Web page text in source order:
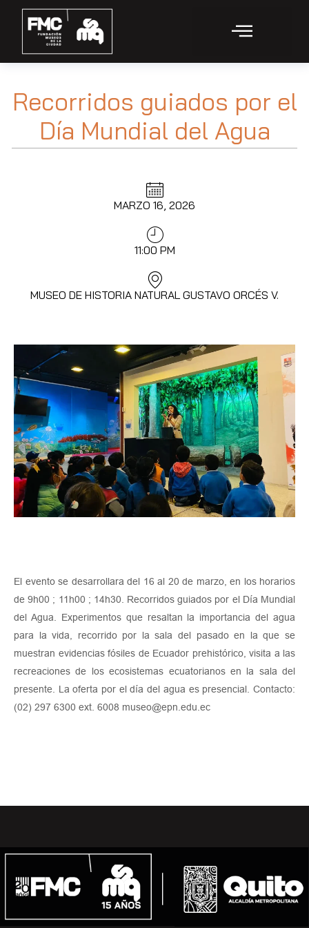
Recorridos guiados por el
Día Mundial del Agua
MARZO 16, 2026
11:00 PM
MUSEO DE HISTORIA NATURAL GUSTAVO ORCÉS V.
El evento se desarrollara del 16 al 20 de marzo, en los horarios
de 9h00 ; 11h00 ; 14h30. Recorridos guiados por el Día Mundial
del Agua. Experimentos que resaltan la importancia del agua
para la vida, recorrido por la sala del pasado en la que se
muestran evidencias fósiles de Ecuador prehistórico, visita a las
recreaciones de los ecosistemas ecuatorianos en la sala del
presente. La oferta por el día del agua es presencial. Contacto:
(02) 297 6300 ext. 6008 museo@epn.edu.ec